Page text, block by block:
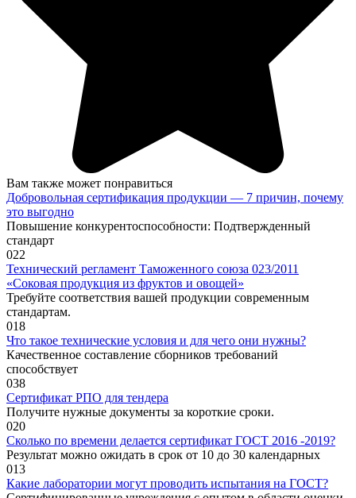
Вам также может понравиться
Добровольная сертификация продукции — 7 причин, почему
это выгодно
Повышение конкурентоспособности: Подтвержденный
стандарт
022
Технический регламент Таможенного союза 023/2011
«Соковая продукция из фруктов и овощей»
Требуйте соответствия вашей продукции современным
стандартам.
018
Что такое технические условия и для чего они нужны?
Качественное составление сборников требований
способствует
038
Сертификат РПО для тендера
Получите нужные документы за короткие сроки.
020
Сколько по времени делается сертификат ГОСТ 2016 -2019?
Результат можно ожидать в срок от 10 до 30 календарных
013
Какие лаборатории могут проводить испытания на ГОСТ?